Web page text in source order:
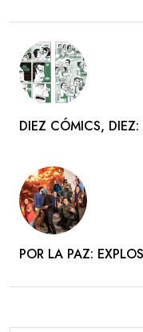
DIEZ CÓMICS,
POR LA PAZ: